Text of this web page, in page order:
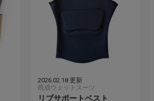
2026.02.18 更新
既成ウェットスーツ
リブサポートベスト